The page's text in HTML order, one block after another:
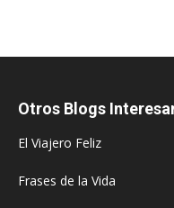
Otros Blogs
El Viajero Feliz
Frases de la Vida